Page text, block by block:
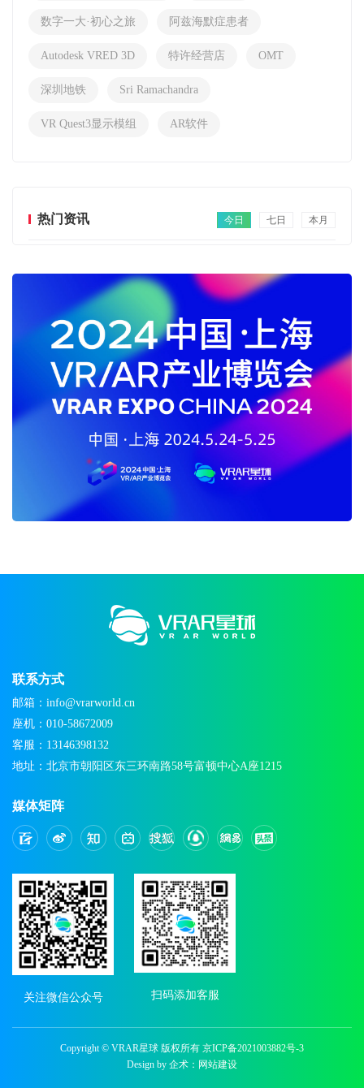
数字一大·初心之旅 阿兹海默症患者
Autodesk VRED 3D 特许经营店 OMT
深圳地铁 Sri Ramachandra
VR Quest3显示模组 AR软件
热门资讯 今日 七日 本月
联系方式
邮箱：info@vrarworld.cn
座机：010-58672009
客服：13146398132
地址：北京市朝阳区东三环南路58号富顿中心A座1215
媒体矩阵
关注微信公众号 扫码添加客服
Copyright © VRAR星球 版权所有 京ICP备2021003882号-3
Design by 企术： 网站建设